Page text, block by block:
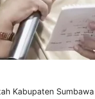
Kabupaten